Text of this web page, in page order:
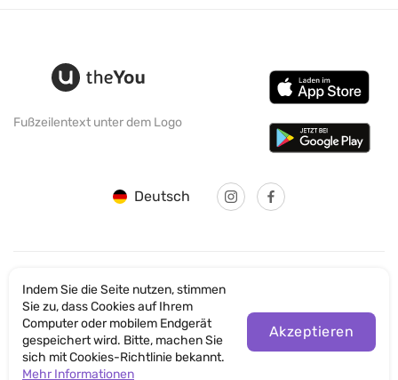
Fußzeilentext unter dem Logo
Deutsch
© SANTICUM INTERNATIONAL LTD
Datenschutz
Nutzungsbedingungen der Website
Indem Sie die Seite nutzen, stimmen
Sie zu, dass Cookies auf Ihrem
Computer oder mobilem Endgerät
gespeichert wird. Bitte, machen Sie
sich mit Cookies-Richtlinie bekannt.
Mehr Informationen
Akzeptieren